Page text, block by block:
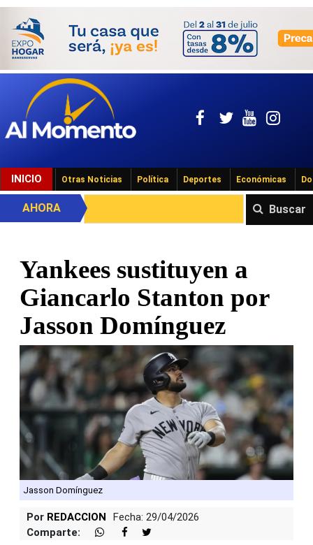
INICIO Otras Noticias Política Deportes Económicas
Buscar
AHORA
Yankees sustituyen a
Giancarlo Stanton por
Jasson Domínguez
Jasson Domínguez
Por REDACCION
Fecha: 29/04/2026
Comparte: